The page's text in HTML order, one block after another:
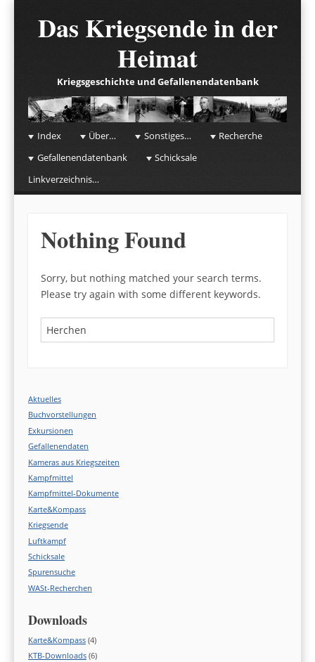
Das Kriegsende in der
Heimat
Kriegsgeschichte und Gefallenendatenbank
☰Menu
Skip to content
Index Über… Sonstiges…
Recherche
Gefallenendatenbank
Schicksale
Linkverzeichnis…
Nothing Found
Sorry, but nothing matched your search terms.
Please try again with some different keywords.
Search
Aktuelles
Buchvorstellungen
Exkursionen
Gefallenendaten
Kameras aus Kriegszeiten
Kampfmittel
Kampfmittel-Dokumente
Karte&Kompass
Kriegsende
Luftkampf
Schicksale
Spurensuche
WASt-Recherchen
Downloads
Karte&Kompass (4)
KTB-Downloads (6)